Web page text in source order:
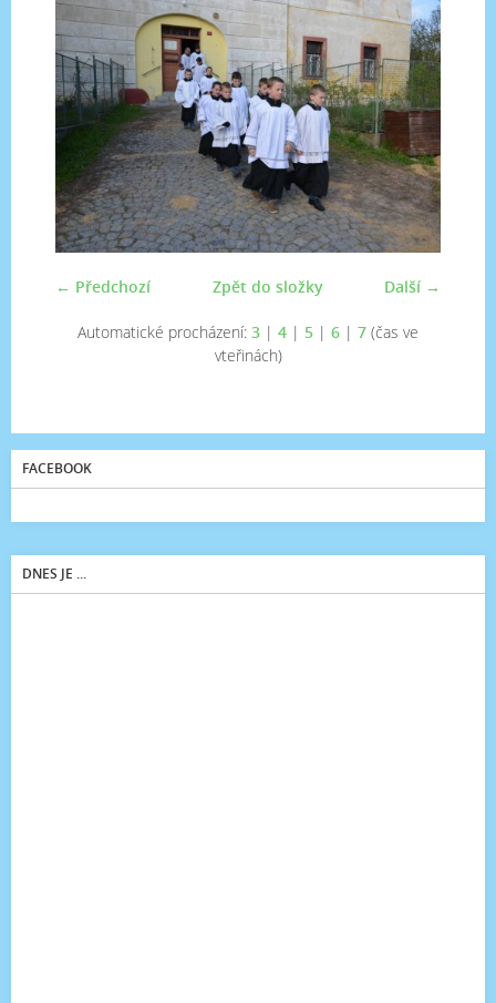
← Předchozí Další →
Zpět do složky
Automatické procházení: 3 | 4 | 5 | 6 | 7 (čas ve
vteřinách)
FACEBOOK
DNES JE ...